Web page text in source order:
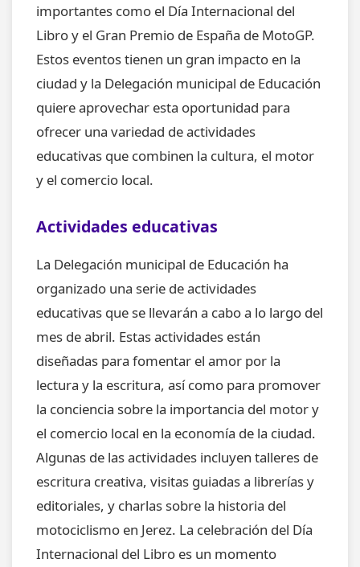
importantes como el Día Internacional del
Libro y el Gran Premio de España de MotoGP.
Estos eventos tienen un gran impacto en la
ciudad y la Delegación municipal de Educación
quiere aprovechar esta oportunidad para
ofrecer una variedad de actividades
educativas que combinen la cultura, el motor
y el comercio local.
Actividades educativas
La Delegación municipal de Educación ha
organizado una serie de actividades
educativas que se llevarán a cabo a lo largo del
mes de abril. Estas actividades están
diseñadas para fomentar el amor por la
lectura y la escritura, así como para promover
la conciencia sobre la importancia del motor y
el comercio local en la economía de la ciudad.
Algunas de las actividades incluyen talleres de
escritura creativa, visitas guiadas a librerías y
editoriales, y charlas sobre la historia del
motociclismo en Jerez. La celebración del Día
Internacional del Libro es un momento